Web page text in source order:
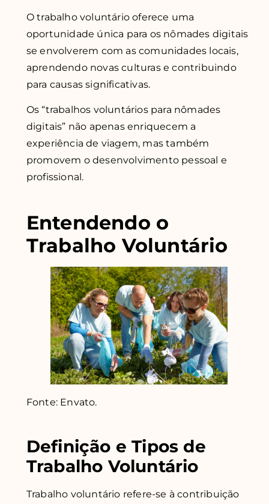
O trabalho voluntário oferece uma
oportunidade única para os nômades digitais
se envolverem com as comunidades locais,
aprendendo novas culturas e contribuindo
para causas significativas.
Os “trabalhos voluntários para nômades
digitais” não apenas enriquecem a
experiência de viagem, mas também
promovem o desenvolvimento pessoal e
profissional.
Entendendo o
Trabalho Voluntário
Fonte: Envato.
Definição e Tipos de
Trabalho Voluntário
Trabalho voluntário refere-se à contribuição